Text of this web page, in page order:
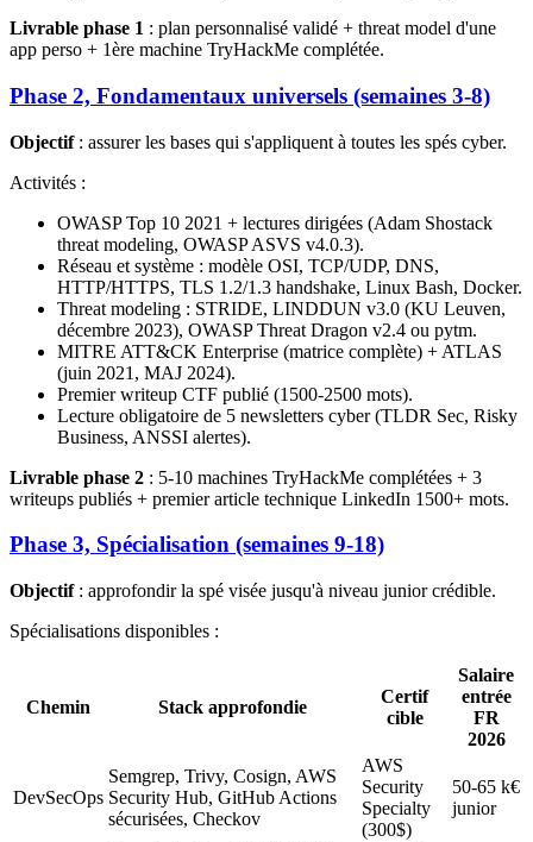
Livrable phase 1 : plan personnalisé validé + threat model d'une
app perso + 1ère machine TryHackMe complétée.
Phase 2, Fondamentaux universels (semaines 3-8)
Objectif: assurer les bases qui s'appliquent à toutes les spés cyber.
Activités :
OWASP Top 10 2021 + lectures dirigées (Adam Shostack
threat modeling, OWASP ASVS v4.0.3).
Réseau et système : modèle OSI, TCP/UDP, DNS,
HTTP/HTTPS, TLS 1.2/1.3 handshake, Linux Bash, Docker.
Threat modeling : STRIDE, LINDDUN v3.0 (KU Leuven,
décembre 2023), OWASP Threat Dragon v2.4 ou pytm.
MITRE ATT&CK Enterprise (matrice complète) + ATLAS
(juin 2021, MAJ 2024).
Premier writeup CTF publié (1500-2500 mots).
Lecture obligatoire de 5 newsletters cyber (TLDR Sec, Risky
Business, ANSSI alertes).
Livrable phase 2 : 5-10 machines TryHackMe complétées + 3
writeups publiés + premier article technique LinkedIn 1500+ mots.
Phase 3, Spécialisation (semaines 9-18)
Objectif: approfondir la spé visée jusqu'à niveau junior crédible.
Spécialisations disponibles :
Chemin Stack approfondie
Certif
cible
Salaire
entrée
FR
2026
DevSecOps
Semgrep, Trivy, Cosign, AWS
Security Hub, GitHub Actions
sécurisées, Checkov
AWS
Security
Specialty
(300$)
50-65 k€
junior